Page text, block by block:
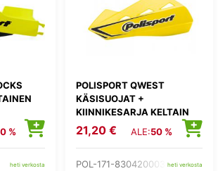
%
heti verkosta
POLISPORT QWEST
KÄSISUOJAT +
KIINNIKESARJA KELTAIN
21,20 € ALE:50 %
POL-171-8304200033heti verkosta